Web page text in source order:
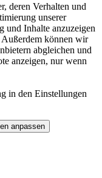
deren Verhalten und
unserer
und Inhalte anzuzeigen
können wir
abgleichen und
anzeigen, nur wenn
in den Einstellungen
anpassen